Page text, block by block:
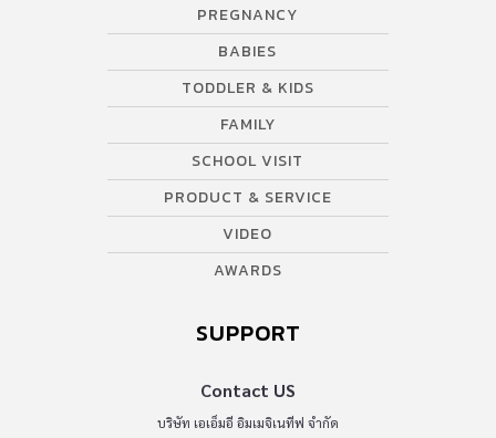
PREGNANCY
BABIES
TODDLER & KIDS
FAMILY
SCHOOL VISIT
PRODUCT & SERVICE
VIDEO
AWARDS
SUPPORT
Contact US
บริษัท เอเอ็มอี อิมเมจิเนทีฟ จำกัด